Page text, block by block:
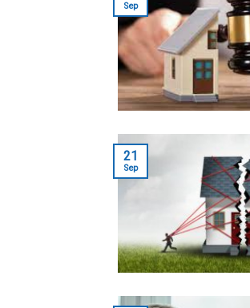
Sep
21
Sep